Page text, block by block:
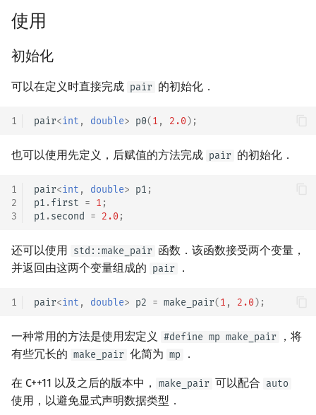
镜像站列表
致谢
Geany
Xcode
GUIDE
Special Judge
Testlib
Polygon
OJ 工具
LaTeX 入门
Git
文件操作
Dijkstra
pair 与 map
Lambda 表达式
pb_ds
编译优化 桶排序
希尔排序
锦标赛排序
前缀和 & 差分
二分
倍增
构造
IDA*
回溯法
Dancing Links
Alpha–Beta 剪枝
优化
状压 DP
数位 DP
插头 DP
计数 DP
动态 DP
概率 DP
DP 优化
其它 DP 方法
Boyer–Moore 算法
Z 函数（扩展 KMP）
AC 自动机
后缀数组 (SA)
后缀自动机 (SAM)
后缀平衡树
后缀树
Manacher
回文树
最小表示法
置换和排列
弧度制与坐标系
复数
数论
模逆元
线性同余方程
中国剩余定理
同余方程
二次剩余
多项式与生成函数
常系数齐次线性递推
多项式平移|连续点值平移
符号化方法
指数生成函数
组合数学
Entringer Number
Eulerian Number
分拆数
特征多项式
对角化
Jordan标准型
线性规划
抽象代数
概率论
数值算法
块状数据结构
单调栈
单调队列
ST 表
树状数组
线段树
二叉搜索树 & 平衡树
左偏红黑树
AA 树
跳表
可持久化数据结构
K-D Tree
动态树分治
AHU 算法
树哈希
拓扑排序
最短路问题
生成树问题
斯坦纳树
拆点
连通性相关
最小环
2-SAT
欧拉图
二分图
扫描线
旋转卡壳
半平面交
平面最近点对
随机增量法
反演变换
有限状态自动机
计算理论基础
字节顺序
约瑟夫问题
表达式求值
在一台机器上规划任务
Garsia–Wachs 算法
15-puzzle
Kahan 求和
空间优化简介
使用
初始化
可以在定义时直接完成 pair 的初始化．
1 pair<int , double> p0(1 , 2.0);
也可以使用先定义，后赋值的方法完成 pair 的初始化．
1
2
3
pair<int , double> p1 ;
p1 .first = 1 ;
p1 .second = 2.0;
还可以使用 std::make_pair 函数．该函数接受两个变量，
并返回由这两个变量组成的 pair ．
1 pair<int , double> p2 = make_pair(1 , 2.0);
一种常用的方法是使用宏定义 #define mp make_pair
，将
有些冗长的 make_pair 化简为 mp ．
在 C++11 以及之后的版本中， make_pair 可以配合 auto
使用，以避免显式声明数据类型．